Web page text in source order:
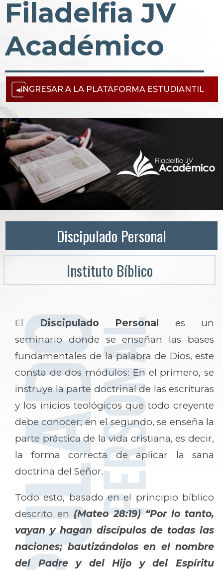
Filadelfia JV
Académico
INGRESAR A LA PLATAFORMA ESTUDIANTIL
Discipulado Personal
Instituto Bíblico
El Discipulado Personal
es un
seminario donde se enseñan las bases
fundamentales de la palabra de Dios, este
consta de dos módulos: En el primero, se
instruye la parte doctrinal de las escrituras
y los inicios teológicos que todo creyente
debe conocer; en el segundo, se enseña la
parte práctica de la vida cristiana, es decir,
la forma correcta de aplicar la sana
doctrina del Señor.
Todo esto, basado en el principio bíblico
descrito en (Mateo 28:19) “Por lo tanto,
vayan y hagan discípulos de todas las
naciones; bautizándolos en el nombre
del Padre y del Hijo y del Espíritu